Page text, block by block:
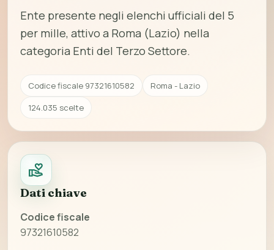
Ente presente negli elenchi ufficiali del 5
per mille, attivo a Roma (Lazio) nella
categoria Enti del Terzo Settore.
Codice fiscale 97321610582
Roma - Lazio
124.035 scelte
Dati chiave
Codice fiscale
97321610582